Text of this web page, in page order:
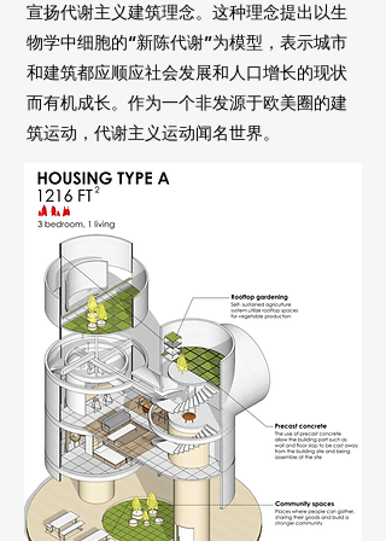
宣扬代谢主义建筑理念。这种理念提出以生
物学中细胞的“新陈代谢”为模型，表示城市
和建筑都应顺应社会发展和人口增长的现状
而有机成长。作为一个非发源于欧美圈的建
筑运动，代谢主义运动闻名世界。